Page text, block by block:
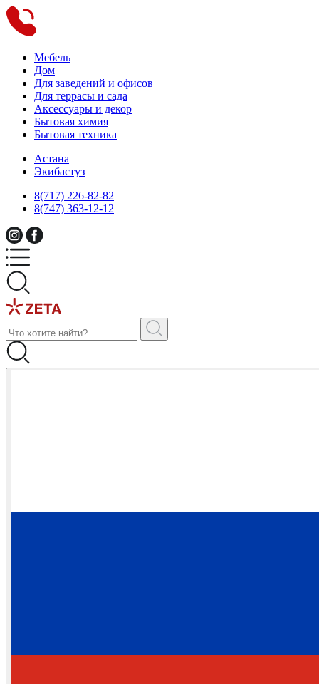
Мебель
Дом
Для заведений и офисов
Для террасы и сада
Аксессуары и декор
Бытовая химия
Бытовая техника
Астана
Экибастуз
8(717) 226-82-82
8(747) 363-12-12